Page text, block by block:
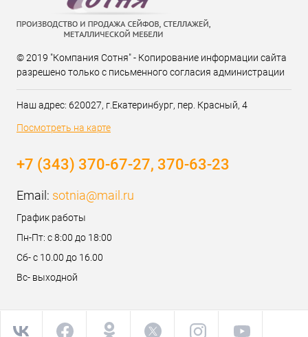
© 2019 "Компания Сотня" - Копирование информации сайта
разрешено только с письменного согласия администрации
Наш адрес: 620027, г.Екатеринбург, пер. Красный, 4
Посмотреть на карте
+7 (343) 370-67-27, 370-63-23
Email: sotnia@mail.ru
График работы
Пн-Пт: с 8:00 до 18:00
Сб- с 10.00 до 16.00
Вс- выходной